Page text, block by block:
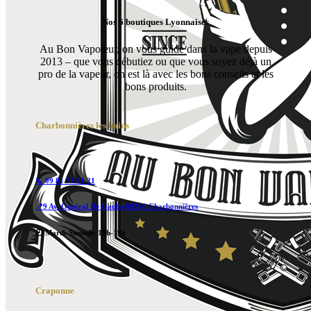
Nos 6 boutiques Lyonnaises
Au Bon Vapoteur, on vous guide dans la vape depuis
2013 – que vous débutiez ou que vous soyez déjà un
pro de la vapeur, on est là avec les bons conseils et les
bons produits.
Charbonnières les bains
📞 09 81 71 21 21
📍9 Av. Général De Gaulle 69260 Charbonnières
🕙 Mardi-Samedi: 10h-19h
Craponne